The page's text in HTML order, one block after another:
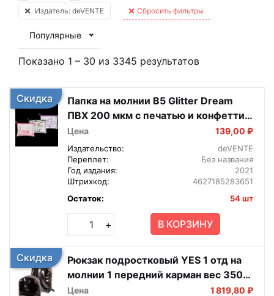
Издатель: deVENTE Сбросить фильтры
Популярные
Показано 1 – 30 из 3345 результатов
Скидка
Папка на молнии B5 Glitter Dream
ПВХ 200 мкм с печатью и конфетти
3072101
Цена 139,00 ₽
Издательство:
deVENTE
Переплет:
Без названия
Год издания:
2021
Штрихкод:
4627185283651
Остаток:
54 шт
+ В КОРЗИНУ
Скидка
Рюкзак подростковый YES 1 отд на
молнии 1 передний карман вес 350г
7034166
Цена 1 819,80 ₽